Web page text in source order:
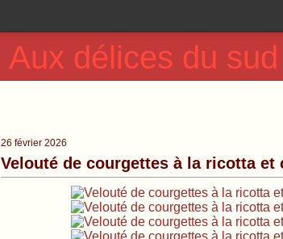
Aux délices du sud
26 février 2026
Velouté de courgettes à la ricotta et